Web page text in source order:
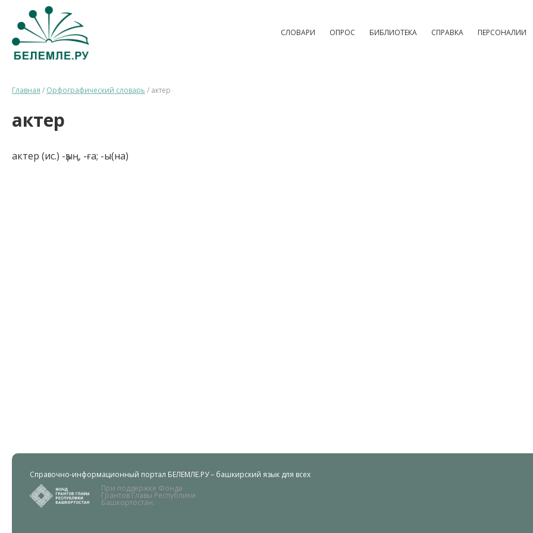
СЛОВАРИ ОПРОС БИБЛИОТЕКА СПРАВКА ПЕРСОНАЛИИ
Главная / Орфографический словарь / актер
актер
актер (ис.) -ҙың, -ға; -ы(на)
Справочно-информационный портал БЕЛЕМЛЕ.РУ – башкирский язык для всех
При поддержке Фонда
Грантов Главы Республики
Башкортостан.